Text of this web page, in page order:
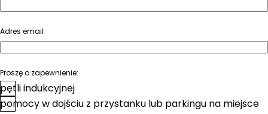
Adres email
Proszę o zapewnienie:
pętli indukcyjnej
pomocy w dojściu z przystanku lub parkingu na miejsce